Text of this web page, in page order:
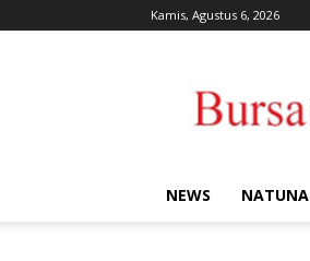
Kamis, Agustus 6, 2026
NEWS NATUNA